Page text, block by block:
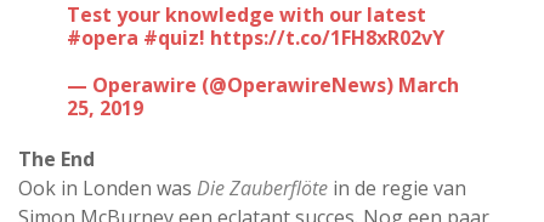
Test your knowledge with our latest
#opera #quiz! https://t.co/1FH8xR02vY
— Operawire (@OperawireNews) March
25, 2019
The End
Ook in Londen was Die Zauberflöte in de regie van